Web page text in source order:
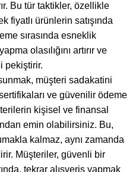
Bu tür taktikler, özellikle
fiyatlı ürünlerin satışında
sırasında esneklik
olasılığını artırır ve
pekiştirir.
müşteri sadakatini
sertifikaları ve güvenilir ödeme
kişisel ve finansal
emin olabilirsiniz. Bu,
kalmaz, aynı zamanda
Müşteriler, güvenli bir
tekrar alışveriş yapmak